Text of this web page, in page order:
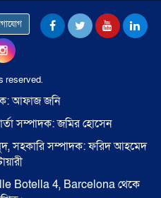
reserved.
আফাজ জনি
সম্পাদক: জমির হোসেন
সহকারি সম্পাদক: ফরিদ আহমেদ
Botella 4, Barcelona থেকে